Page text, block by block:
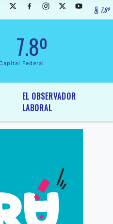
Ordenanza NÂº 6236/19 del7.8º
7.8º
Federal
EL OBSERVADOR
LABORAL